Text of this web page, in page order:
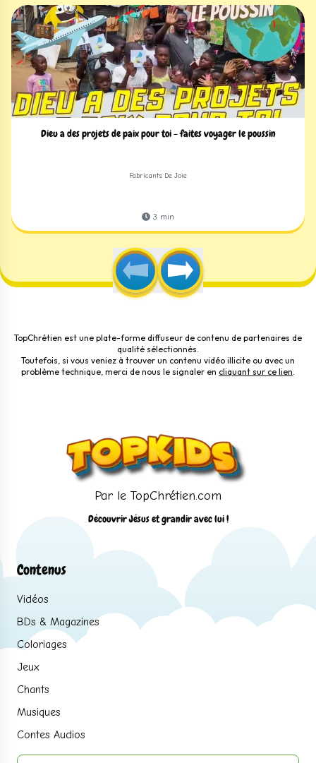
Dieu a des projets de paix pour toi - faites voyager le poussin
Fabricants De Joie
3 min
TopChrétien est une plate-forme diffuseur de contenu de partenaires de
qualité sélectionnés.
Toutefois, si vous veniez à trouver un contenu vidéo illicite ou avec un
problème technique, merci de nous le signaler en cliquant sur ce lien.
Par le TopChrétien.com
Découvrir Jésus et grandir avec lui !
Contenus
Vidéos
BDs & Magazines
Coloriages
Jeux
Chants
Musiques
Contes Audios